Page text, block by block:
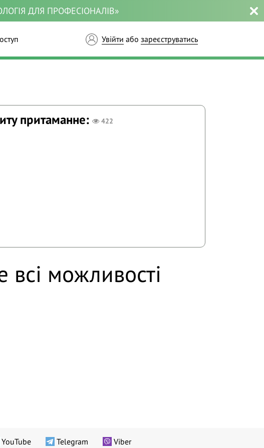
ДЛЯ ПРОФЕСІОНАЛІВ»
Увійти або зареєструватись
притаманне: 422
всі можливості
YouTube Telegram Viber